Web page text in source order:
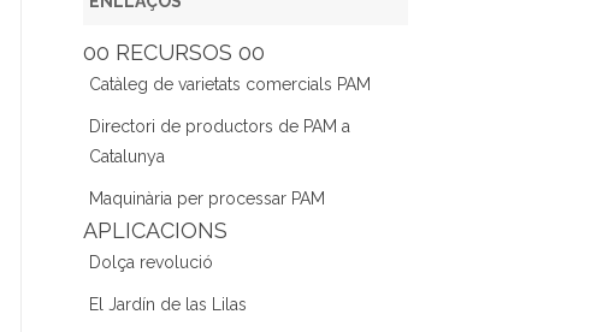
e
b
o
o
k
er gr
a
m
dI
n
00 RECURSOS 00
Catàleg de varietats comercials PAM
Directori de productors de PAM a
Catalunya
Maquinària per processar PAM
APLICACIONS
Dolça revolució
El Jardín de las Lilas